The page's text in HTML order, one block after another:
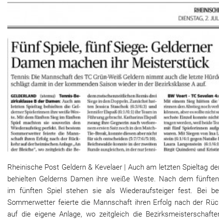
Rheinische Post Geldern & Kevelaer | Auch am letzten Spieltag
behielten Gelderns Damen ihre weiße Weste. Nach dem
im fünften Spiel stehen sie als Wiederaufsteiger fest. Bei
Sommerwetter feierte die Mannschaft ihren Erfolg nach der
auf die eigene Anlage, wo zeitgleich die